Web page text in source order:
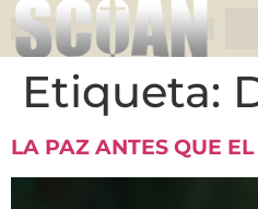
Etiqueta:
LA PAZ ANTES QUE